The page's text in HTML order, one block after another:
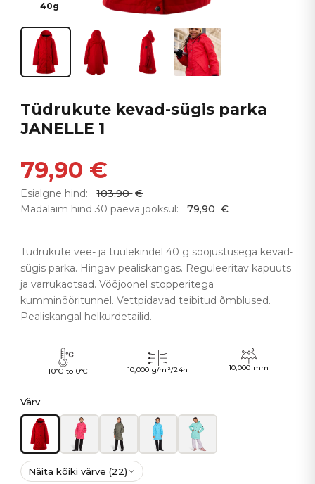
40g
Tüdrukute kevad-sügis parka
JANELLE 1
79,90 €
Esialgne hind: 103,90 €
Madalaim hind 30 päeva jooksul:
79,90 €
Tüdrukute vee- ja tuulekindel 40 g soojustusega kevad-
sügis parka. Hingav pealiskangas. Reguleeritav kapuuts
ja varrukaotsad. Vööjoonel stopperitega
kumminööritunnel. Vettpidavad teibitud õmblused.
Pealiskangal helkurdetailid.
+10°C to 0°C 10,000 g/m²/24h 10,000 mm
Värv
Näita kõiki värve (22)